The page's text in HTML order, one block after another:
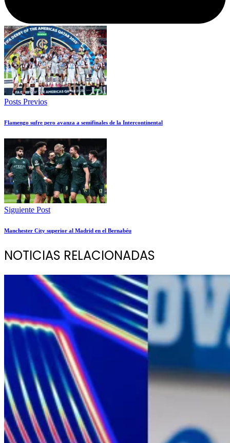
Posts Previos
Flamengo sufre pero avanza a semifinales de la Intercontinental
Siguiente Post
Manchester City superior al Madrid en el Bernabéu
NOTICIAS RELACIONADAS